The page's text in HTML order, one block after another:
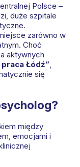
Polsce –
duże szpitale
zarówno w
Choć
aktywnych
praca Łódź”
się
między
emocjami i